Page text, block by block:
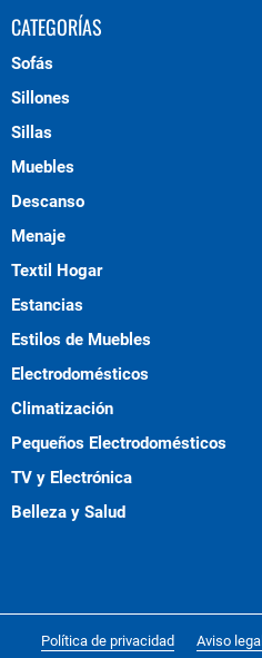
CATEGORÍAS
Sofás
Sillones
Sillas
Muebles
Descanso
Menaje
Textil Hogar
Estancias
Estilos de Muebles
Electrodomésticos
Climatización
Pequeños Electrodomésticos
TV y Electrónica
Belleza y Salud
Política de privacidad Aviso legal